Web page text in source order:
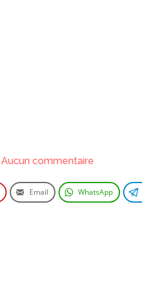
Aucun commentaire
Email WhatsApp